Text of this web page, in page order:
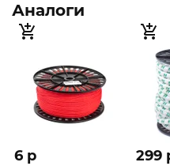
Аналоги
6 p 299